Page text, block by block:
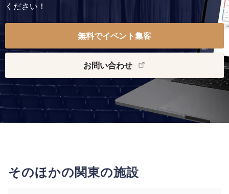
ください！
無料でイベント集客
お問い合わせ
そのほかの関東の施設